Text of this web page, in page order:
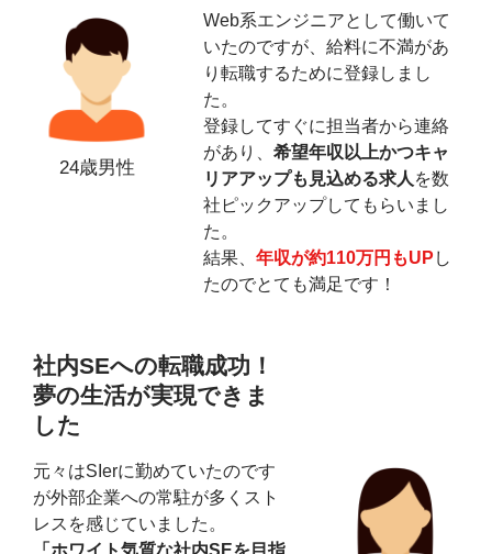
24歳男性
Web系エンジニアとして働いて
いたのですが、給料に不満があ
り転職するために登録しまし
た。
登録してすぐに担当者から連絡
があり、希望年収以上かつキャ
リアアップも見込める求人 を数
社ピックアップしてもらいまし
た。
結果、年収が約110万円もUP し
たのでとても満足です！
社内SEへの転職成功！
夢の生活が実現できま
した
元々はSIerに勤めていたのです
が外部企業への常駐が多くスト
レスを感じていました。
「ホワイト気質な社内SEを目指